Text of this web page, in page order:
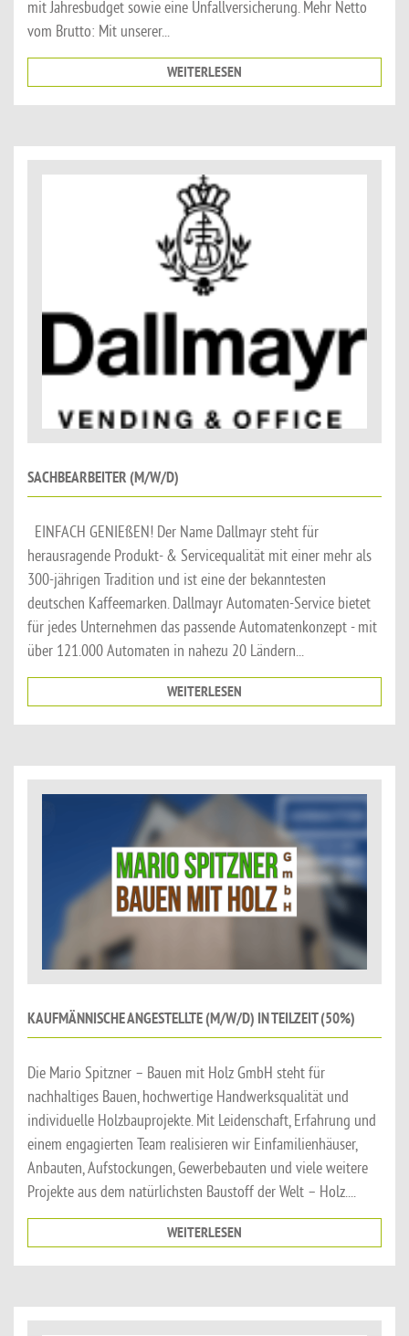
mit Jahresbudget sowie eine Unfallversicherung. Mehr Netto
vom Brutto: Mit unserer...
WEITERLESEN
SACHBEARBEITER (M/W/D)
EINFACH GENIEßEN! Der Name Dallmayr steht für
herausragende Produkt- & Servicequalität mit einer mehr als
300-jährigen Tradition und ist eine der bekanntesten
deutschen Kaffeemarken. Dallmayr Automaten-Service bietet
für jedes Unternehmen das passende Automatenkonzept - mit
über 121.000 Automaten in nahezu 20 Ländern...
WEITERLESEN
KAUFMÄNNISCHE ANGESTELLTE (M/W/D) IN TEILZEIT (50%)
Die Mario Spitzner – Bauen mit Holz GmbH steht für
nachhaltiges Bauen, hochwertige Handwerksqualität und
individuelle Holzbauprojekte. Mit Leidenschaft, Erfahrung und
einem engagierten Team realisieren wir Einfamilienhäuser,
Anbauten, Aufstockungen, Gewerbebauten und viele weitere
Projekte aus dem natürlichsten Baustoff der Welt – Holz....
WEITERLESEN